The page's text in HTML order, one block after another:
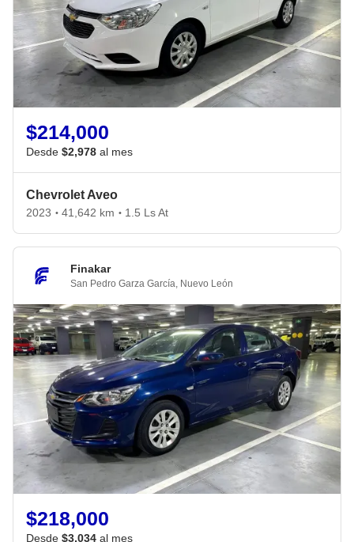
$214,000
Desde $2,978 al mes
Chevrolet Aveo
2023 • 41,642 km • 1.5 Ls At
Finakar
San Pedro Garza García Nuevo León
$218,000
Desde $3,034 al mes